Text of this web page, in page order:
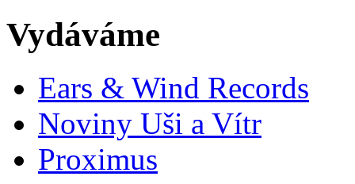
Vydáváme
Ears & Wind Records
Noviny Uši a Vítr
Proximus